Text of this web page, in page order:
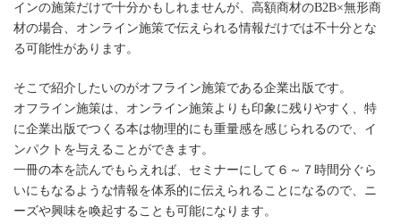
インの施策だけで十分かもしれませんが、高額商材のB2B×無形商
材の場合、オンライン施策で伝えられる情報だけでは不十分とな
る可能性があります。
そこで紹介したいのがオフライン施策である企業出版です。
オフライン施策は、オンライン施策よりも印象に残りやすく、特
に企業出版でつくる本は物理的にも重量感を感じられるので、イ
ンパクトを与えることができます。
一冊の本を読んでもらえれば、セミナーにして６～７時間分ぐら
いにもなるような情報を体系的に伝えられることになるので、ニ
ーズや興味を喚起することも可能になります。